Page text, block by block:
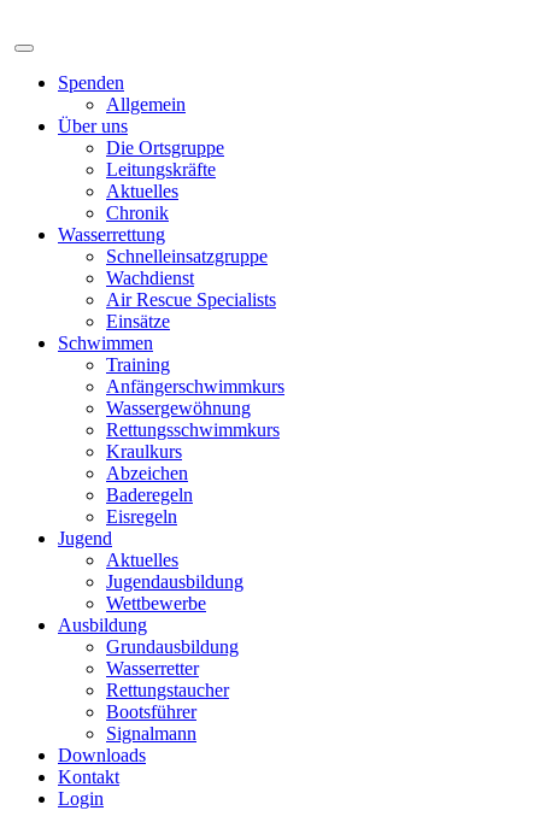
Spenden
Allgemein
Über uns
Die Ortsgruppe
Leitungskräfte
Aktuelles
Chronik
Wasserrettung
Schnelleinsatzgruppe
Wachdienst
Air Rescue Specialists
Einsätze
Schwimmen
Training
Anfängerschwimmkurs
Wassergewöhnung
Rettungsschwimmkurs
Kraulkurs
Abzeichen
Baderegeln
Eisregeln
Jugend
Aktuelles
Jugendausbildung
Wettbewerbe
Ausbildung
Grundausbildung
Wasserretter
Rettungstaucher
Bootsführer
Signalmann
Downloads
Kontakt
Login